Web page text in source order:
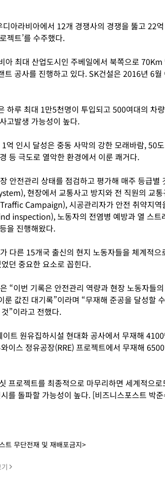
아라비아에서 12개 경쟁사의 경쟁을 뚫고 22
젝트’를 수주했다.
아 최대 산업도시인 주베일에서 북쪽으로 70Km
트 공사를 진행하고 있다. SK건설은 2016년 6월
하루 최대 1만5천명이 투입되고 500여대의 차
고발생 가능성이 높다.
억 인시 달성은 중동 사막의 강한 모래바람, 50
등 극도로 열악한 환경에서 이룬 쾌거다.
안전관리 상태를 점검하고 평가해 매주 등급별
현장에서 교통사고 방지와 전 직원의 교통
Campaign), 시공관리자가 안전 취약지역
inspection), 노동자의 전염병 예방과 열 스트
을 진행해왔다.
다른 15개국 출신의 현지 노동자들을 체계적으
던 중요한 요소로 꼽힌다.
“이번 기록은 안전관리 역량과 현장 노동자들
룬 값진 대기록”이라며 “무재해 준공을 달성할
”이라고 전했다.
트 원유집하시설 현대화 공사에서 무재해
이스 정유공장(RRE) 프로젝트에서 무재해
프로젝트를 최종적으로 마무리하면 세계적으
를 돌파할 가능성이 높다. [비즈니스포스트 박
트 무단전재 및 재배포금지>